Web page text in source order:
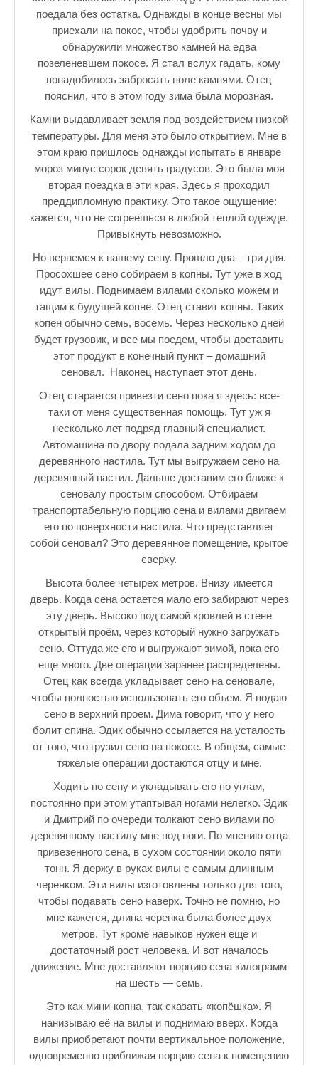
поедала без остатка. Однажды в конце весны мы
приехали на покос, чтобы удобрить почву и
обнаружили множество камней на едва
позеленевшем покосе. Я стал вслух гадать, кому
понадобилось забросать поле камнями. Отец
пояснил, что в этом году зима была морозная.
Камни выдавливает земля под воздействием низкой
температуры. Для меня это было открытием. Мне в
этом краю пришлось однажды испытать в январе
мороз минус сорок девять градусов. Это была моя
вторая поездка в эти края. Здесь я проходил
преддипломную практику. Это такое ощущение:
кажется, что не согреешься в любой теплой одежде.
Привыкнуть невозможно.
Но вернемся к нашему сену. Прошло два – три дня.
Просохшее сено собираем в копны. Тут уже в ход
идут вилы. Поднимаем вилами сколько можем и
тащим к будущей копне. Отец ставит копны. Таких
копен обычно семь, восемь. Через несколько дней
будет грузовик, и все мы поедем, чтобы доставить
этот продукт в конечный пункт – домашний
сеновал. Наконец наступает этот день.
Отец старается привезти сено пока я здесь: все-
таки от меня существенная помощь. Тут уж я
несколько лет подряд главный специалист.
Автомашина по двору подала задним ходом до
деревянного настила. Тут мы выгружаем сено на
деревянный настил. Дальше доставим его ближе к
сеновалу простым способом. Отбираем
транспортабельную порцию сена и вилами двигаем
его по поверхности настила. Что представляет
собой сеновал? Это деревянное помещение, крытое
сверху.
Высота более четырех метров. Внизу имеется
дверь. Когда сена остается мало его забирают через
эту дверь. Высоко под самой кровлей в стене
открытый проём, через который нужно загружать
сено. Оттуда же его и выгружают зимой, пока его
еще много. Две операции заранее распределены.
Отец как всегда укладывает сено на сеновале,
чтобы полностью использовать его объем. Я подаю
сено в верхний проем. Дима говорит, что у него
болит спина. Эдик обычно ссылается на усталость
от того, что грузил сено на покосе. В общем, самые
тяжелые операции достаются отцу и мне.
Ходить по сену и укладывать его по углам,
постоянно при этом утаптывая ногами нелегко. Эдик
и Дмитрий по очереди толкают сено вилами по
деревянному настилу мне под ноги. По мнению отца
привезенного сена, в сухом состоянии около пяти
тонн. Я держу в руках вилы с самым длинным
черенком. Эти вилы изготовлены только для того,
чтобы подавать сено наверх. Точно не помню, но
мне кажется, длина черенка была более двух
метров. Тут кроме навыков нужен еще и
достаточный рост человека. И вот началось
движение. Мне доставляют порцию сена килограмм
на шесть — семь.
Это как мини-копна, так сказать «копёшка». Я
нанизываю её на вилы и поднимаю вверх. Когда
вилы приобретают почти вертикальное положение,
одновременно приближая порцию сена к помещению